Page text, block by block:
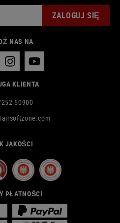
ZALOGUJ SIĘ
NAS NA
KLIENTA
50900
JAKOŚCI
PŁATNOŚCI